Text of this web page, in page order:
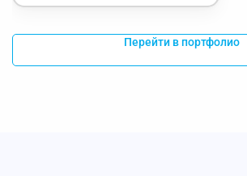
Перейти в портфолио